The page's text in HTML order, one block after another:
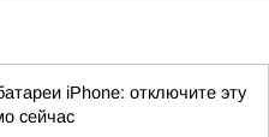
iPhone: отключите эту
сейчас